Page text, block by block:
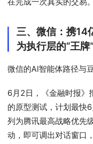
三、微信：携14
为执行层的“王牌”
微信的AI智能体路径与
6月2日，《金融时报》
的原型测试，计划最快
列为腾讯最高战略优先
动，即可调出对话窗口